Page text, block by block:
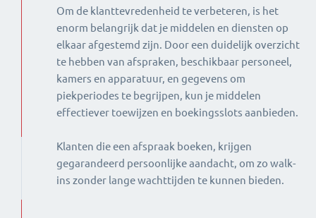
Om de klanttevredenheid te verbeteren, is het
enorm belangrijk dat je middelen en diensten op
elkaar afgestemd zijn. Door een duidelijk overzicht
te hebben van afspraken, beschikbaar personeel,
kamers en apparatuur, en gegevens om
piekperiodes te begrijpen, kun je middelen
effectiever toewijzen en boekingsslots aanbieden.
Klanten die een afspraak boeken, krijgen
gegarandeerd persoonlijke aandacht, om zo walk-
ins zonder lange wachttijden te kunnen bieden.